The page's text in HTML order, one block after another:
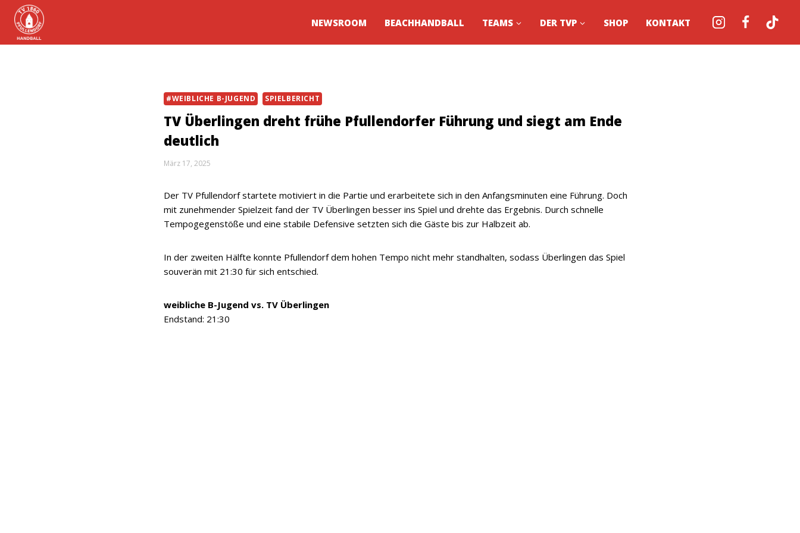
Inhalt
springen
NEWSROOM BEACHHANDBALL TEAMS DER TVP SHOP KONTAKT
#WEIBLICHE B-JUGEND SPIELBERICHT
TV Überlingen dreht frühe Pfullendorfer Führung und siegt am Ende
deutlich
März 17, 2025
Der TV Pfullendorf startete motiviert in die Partie und erarbeitete sich in den Anfangsminuten eine Führung. Doch
mit zunehmender Spielzeit fand der TV Überlingen besser ins Spiel und drehte das Ergebnis. Durch schnelle
Tempogegenstöße und eine stabile Defensive setzten sich die Gäste bis zur Halbzeit ab.
In der zweiten Hälfte konnte Pfullendorf dem hohen Tempo nicht mehr standhalten, sodass Überlingen das Spiel
souverän mit 21:30 für sich entschied.
weibliche B-Jugend vs. TV Überlingen
Endstand: 21:30